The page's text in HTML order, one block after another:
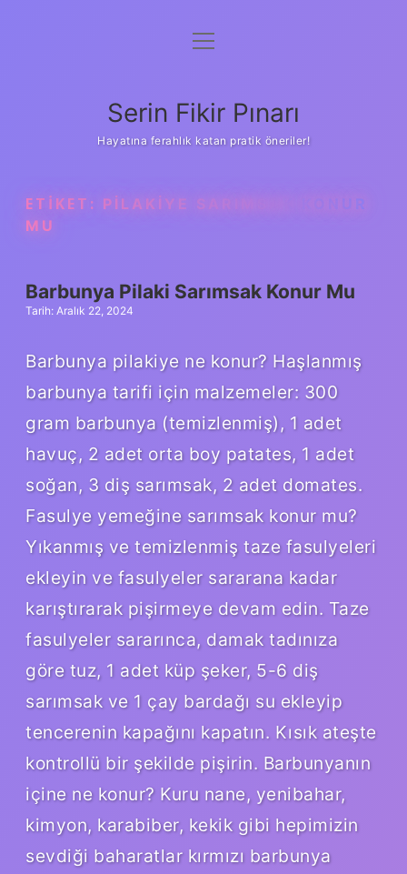
Gizlilik Politikası
Yasal Uyarı
menüyü
Serin Fikir Pınarı
Hayatına ferahlık katan pratik öneriler!
ETIKET: PILAKIYE SARIMSAK KONUR
MU
Barbunya Pilaki Sarımsak Konur Mu
Tarih: Aralık 22, 2024
Barbunya pilakiye ne konur? Haşlanmış
barbunya tarifi için malzemeler: 300
gram barbunya (temizlenmiş), 1 adet
havuç, 2 adet orta boy patates, 1 adet
soğan, 3 diş sarımsak, 2 adet domates.
Fasulye yemeğine sarımsak konur mu?
Yıkanmış ve temizlenmiş taze fasulyeleri
ekleyin ve fasulyeler sararana kadar
karıştırarak pişirmeye devam edin. Taze
fasulyeler sararınca, damak tadınıza
göre tuz, 1 adet küp şeker, 5-6 diş
sarımsak ve 1 çay bardağı su ekleyip
tencerenin kapağını kapatın. Kısık ateşte
kontrollü bir şekilde pişirin. Barbunyanın
içine ne konur? Kuru nane, yenibahar,
kimyon, karabiber, kekik gibi hepimizin
sevdiği baharatlar kırmızı barbunya